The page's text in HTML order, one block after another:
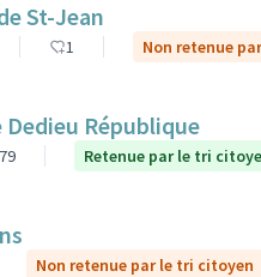
St-Jean
1 Non retenue
République
79 Retenue par le tri
Non retenue par le tri citoyen